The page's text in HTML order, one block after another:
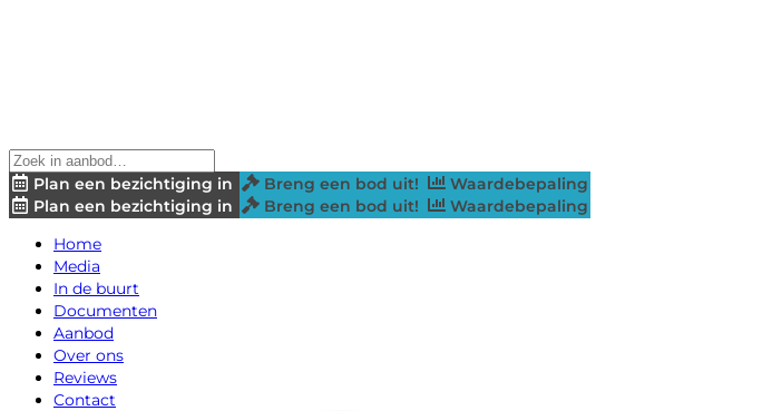
Plan een bezichtiging in Breng een bod uit!
Waardebepaling
Plan een bezichtiging in
Breng een bod uit!
Waardebepaling
Home
Media
In de buurt
Documenten
Aanbod
Over ons
Reviews
Contact